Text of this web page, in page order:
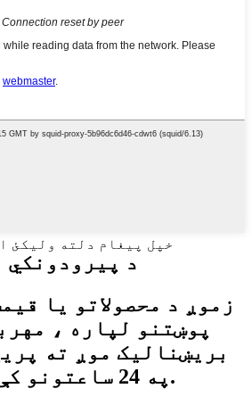
خپل پیغام دلته ولیکئ
د پیرودونکي
زموږ د محصولاتو یا
پوښتنو لپاره ،
بریښنالیک موږ ته
په 24 ساعتونو کې اړیکه ونیسو.